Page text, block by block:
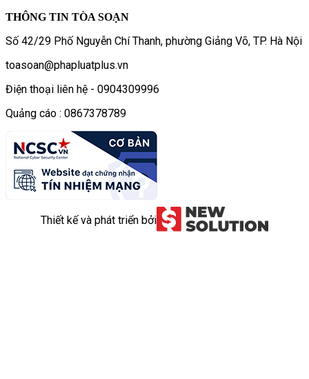
THÔNG TIN TÒA SOẠN
Số 42/29 Phố Nguyễn Chí Thanh, phường Giảng Võ, TP. Hà Nội
toasoan@phapluatplus.vn
Điện thoại liên hệ - 0904309996
Quảng cáo : 0867378789
Thiết kế và phát triển bởi